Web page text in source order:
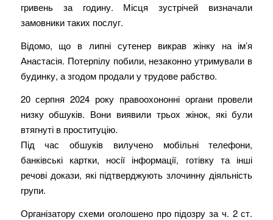
гривень за годину. Місця зустрічей визначали
замовники таких послуг.
Відомо, що в липні сутенер викрав жінку на ім’я
Анастасія. Потерпілу побили, незаконно утримували в
будинку, а згодом продали у трудове рабство.
20 серпня 2024 року правоохононні органи провели
низку обшуків. Вони виявили трьох жінок, які були
втягнуті в проституцію.
Під час обшуків вилучено мобільні телефони,
банківські картки, носії інформації, готівку та інші
речові докази, які підтверджують злочинну діяльність
групи.
Організатору схеми оголошено про підозру за ч. 2 ст.